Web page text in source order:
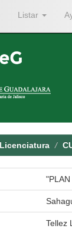
Listar
Licenciatura
Tellez